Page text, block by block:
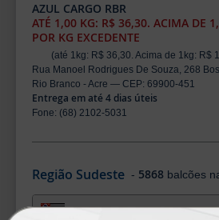
AZUL CARGO RBR
ATÉ 1,00 KG: R$ 36,30. ACIMA DE
POR KG EXCEDENTE
(até 1kg: R$ 36,30. Acima de 1kg: R$
Rua Manoel Rodrigues De Souza, 268
Rio Branco - Acre — CEP: 69900-451
Entrega em até 4 dias úteis
Fone: (68) 2102-5031
Região Sudeste - 5868 balcões
São Paulo